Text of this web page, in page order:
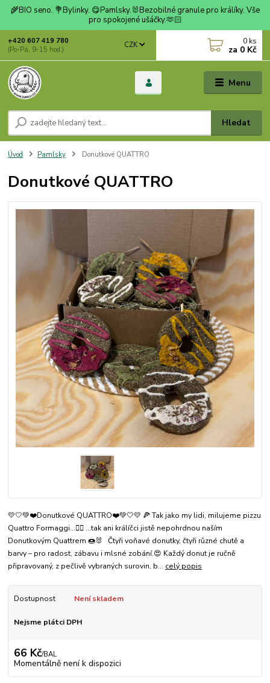
🌾BIO seno. 💐Bylinky. 😋Pamlsky.🐰Bezobilné granule pro králíky. Vše
pro spokojené ušáčky.🫶🏻
Menu
CZK
Hledat
+420 607 419 780
(Po-Pá, 9-15 hod.)
0 ks
za 0 Kč
Úvod Pamlsky Donutkové QUATTRO
Donutkové QUATTRO
💛🤍💚❤️Donutkové QUATTRO❤️💚🤍💛 🍕 Tak jako my lidi, milujeme pizzu
Quattro Formaggi…☝🏻 …tak ani králíčci jistě nepohrdnou naším
Donutkovým Quattrem 🍩🐰 Čtyři voňavé donutky, čtyři různé chutě a
barvy – pro radost, zábavu i mlsné zobání.😍 Každý donut je ručně
připravovaný, z pečlivě vybraných surovin, b... celý popis
Dostupnost Není skladem
Nejsme plátci DPH
66 Kč/BAL
Momentálně není k dispozici